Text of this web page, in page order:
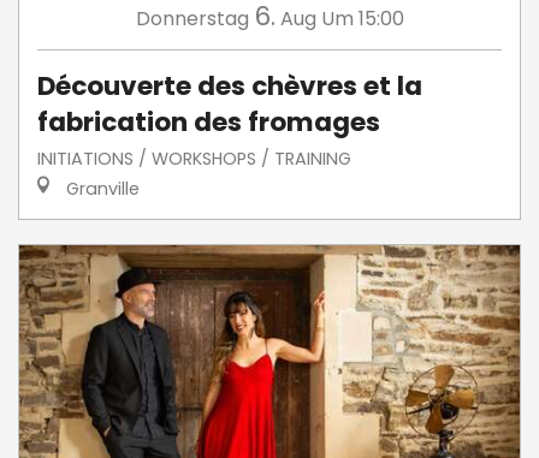
Donnerstag 6. Aug Um 15:00
Découverte des chèvres et la
fabrication des fromages
INITIATIONS / WORKSHOPS / TRAINING
Granville